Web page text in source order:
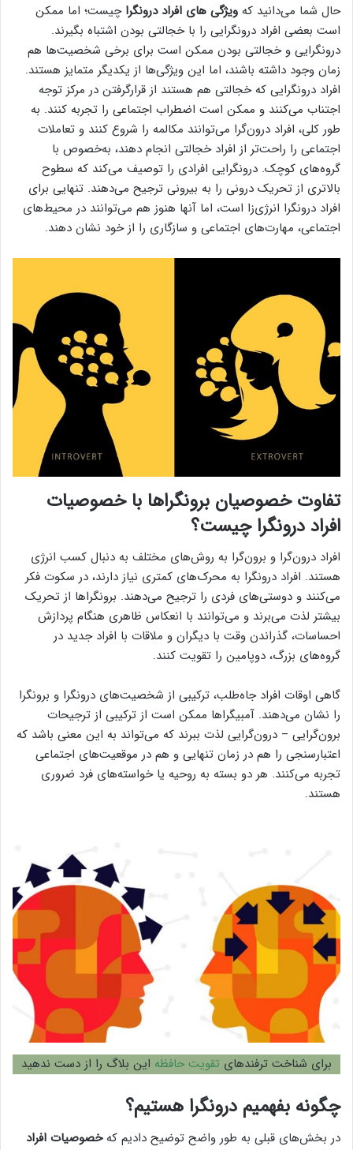
حال شما می‌دانید که ویژگی‌ های افراد درونگرا چیست؛ اما ممکن
است بعضی افراد درونگرایی را با خجالتی بودن اشتباه بگیرند.
درونگرایی و خجالتی بودن ممکن است برای برخی شخصیت‌ها هم
زمان وجود داشته باشند، اما این ویژگی‌ها از یکدیگر متمایز هستند.
افراد درونگرایی که خجالتی هم هستند از قرارگرفتن در مرکز توجه
اجتناب می‌کنند و ممکن است اضطراب اجتماعی را تجربه کنند. به
طور کلی، افراد درون‌گرا می‌توانند مکالمه را شروع کنند و تعاملات
اجتماعی را راحت‌تر از افراد خجالتی انجام دهند، به‌خصوص با
گروه‌های کوچک. درونگرایی افرادی را توصیف می‌کند که سطوح
بالاتری از تحریک درونی را به بیرونی ترجیح می‌دهند. تنهایی برای
افراد درونگرا انرژی‌زا است، اما آنها هنوز هم می‌توانند در محیط‌های
اجتماعی، مهارت‌های اجتماعی و سازگاری را از خود نشان دهند.
تفاوت خصوصیان برونگراها با خصوصیات
افراد درونگراچیست؟
افراد درون‌گرا و برون‌گرا به روش‌های مختلف به دنبال کسب انرژی
هستند. افراد درونگرا به محرک‌های کمتری نیاز دارند، در سکوت فکر
می‌کنند و دوستی‌های فردی را ترجیح می‌دهند. برونگراها از تحریک
بیشتر لذت می‌برند و می‌توانند با انعکاس ظاهری هنگام پردازش
احساسات، گذراندن وقت با دیگران و ملاقات با افراد جدید در
گروه‌های بزرگ، دوپامین را تقویت کنند.
گاهی اوقات افراد جاه‌طلب، ترکیبی از شخصیت‌های درونگرا و برونگرا
را نشان می‌دهند. آمبیگراها ممکن است از ترکیبی از ترجیحات
برون‌گرایی – درون‌گرایی لذت ببرند که می‌تواند به این معنی باشد که
اعتبارسنجی را هم در زمان تنهایی و هم در موقعیت‌های اجتماعی
تجربه می‌کنند. هر دو بسته به روحیه یا خواسته‌های فرد ضروری
هستند.
برای شناخت ترفندهای تقویت حافظه این بلاگ را از دست ندهید
چگونه بفهمیم درونگرا هستیم؟
در بخش‌های قبلی به طور واضح توضیح دادیم کهخصوصیات افراد